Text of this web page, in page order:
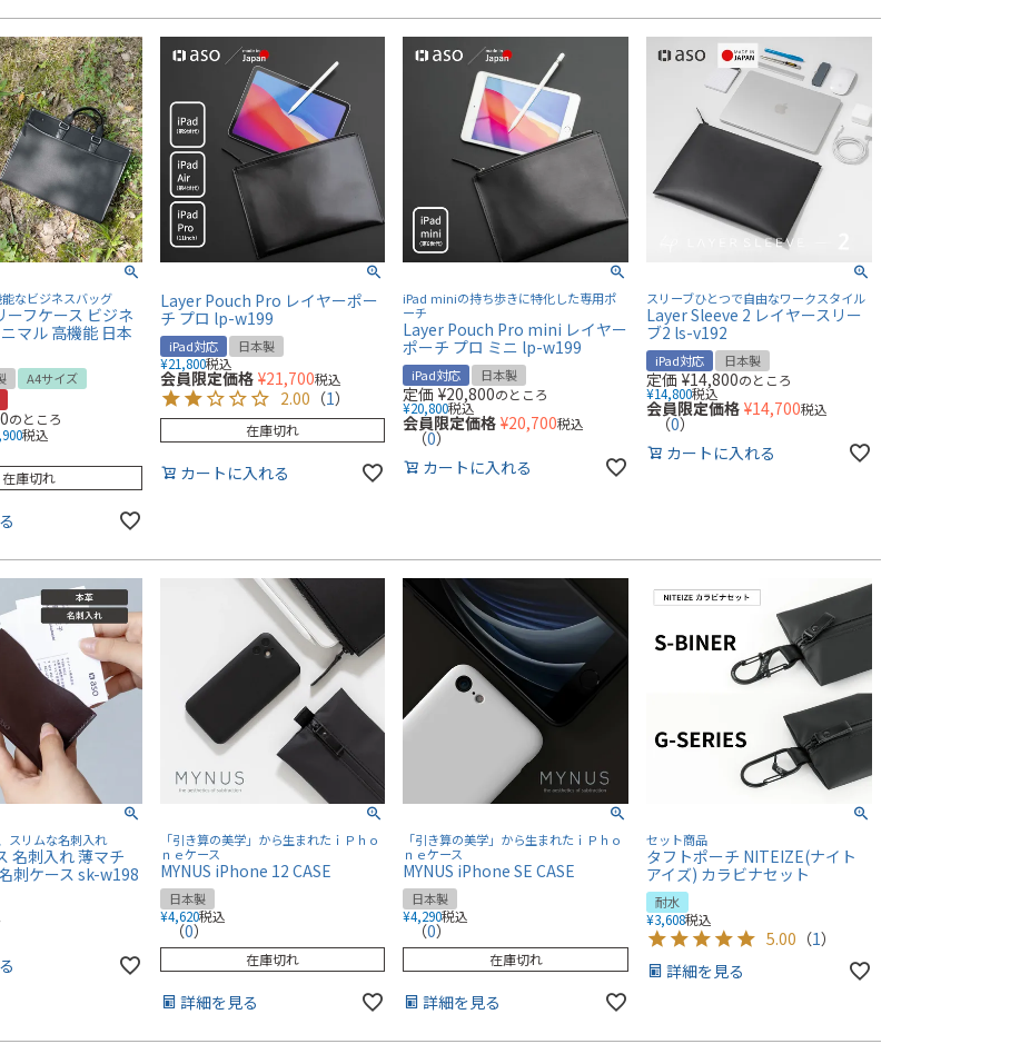
なビジネスバッグ
ーフケース ビジネ
マル 高機能 日本
A4サイズ
のところ
税込
在庫切れ
Layer Pouch Pro レイヤーポー
チ プロ lp-w199
iPad対応 日本製
¥21,800税込
会員限定価格 ¥21,700税込
2.00 （1）
在庫切れ
カートに入れる
iPad miniの持ち歩きに特化した専用ポ
ーチ
Layer Pouch Pro mini レイヤー
ポーチ プロ ミニ lp-w199
iPad対応 日本製
定価 ¥20,800のところ
¥20,800税込
会員限定価格 ¥20,700税込
（0）
カートに入れる
スリーブひとつで自由なワークスタイル
Layer Sleeve 2 レイヤースリー
ブ2 ls-v192
iPad対応 日本製
定価 ¥14,800のところ
¥14,800税込
会員限定価格 ¥14,700税込
（0）
カートに入れる
スリムな名刺入れ
名刺入れ 薄マチ
刺ケース sk-w198
「引き算の美学」から生まれたｉＰｈｏ
ｎｅケース
MYNUS iPhone 12 CASE
日本製
¥4,620税込
（0）
在庫切れ
詳細を見る
「引き算の美学」から生まれたｉＰｈｏ
ｎｅケース
MYNUS iPhone SE CASE
日本製
¥4,290税込
（0）
在庫切れ
詳細を見る
セット商品
タフトポーチ NITEIZE(ナイト
アイズ) カラビナセット
耐水
¥3,608税込
5.00 （1）
詳細を見る